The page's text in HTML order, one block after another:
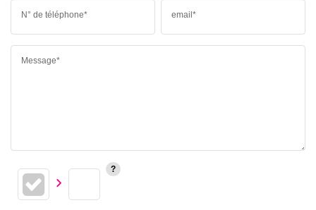
N° de téléphone* email*
Message*